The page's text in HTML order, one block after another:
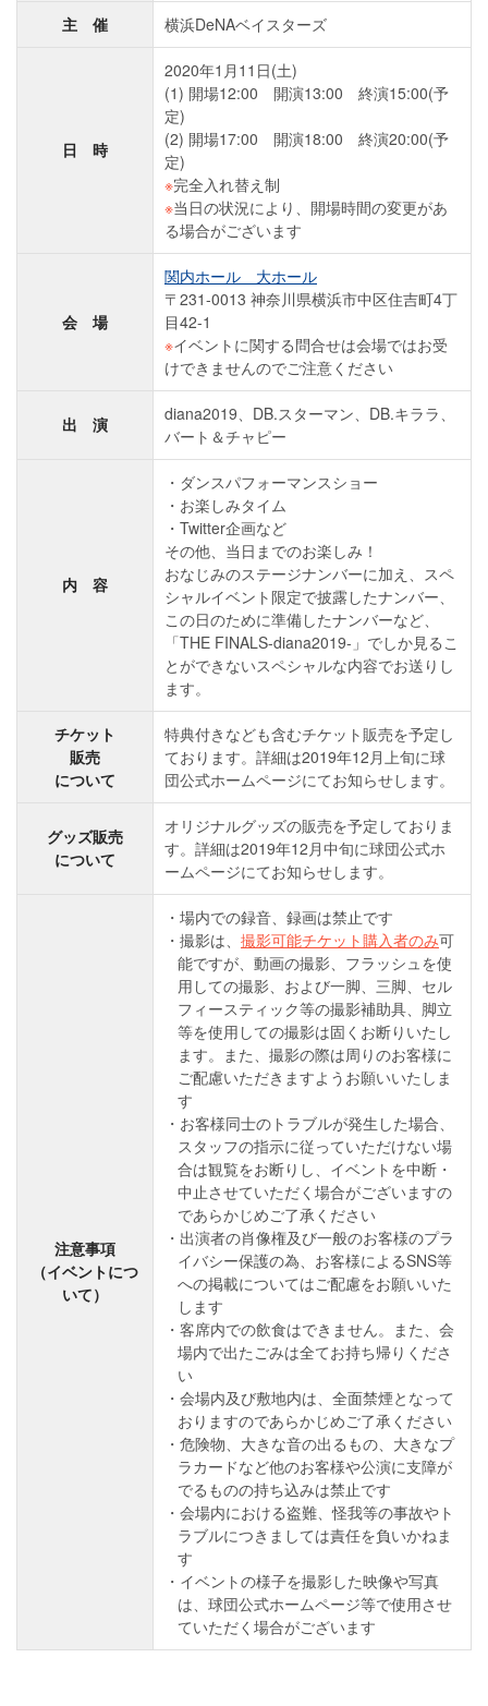
主 催 横浜DeNAベイスターズ
日 時
2020年1月11日(土)
(1) 開場12:00 開演13:00 終演15:00(予
定)
(2) 開場17:00 開演18:00 終演20:00(予
定)
※完全入れ替え制
※当日の状況により、開場時間の変更があ
る場合がございます
会 場
関内ホール 大ホール
〒231-0013 神奈川県横浜市中区住吉町4丁
目42-1
※イベントに関する問合せは会場ではお受
けできませんのでご注意ください
出 演
diana2019、DB.スターマン、DB.キララ、
バート＆チャピー
内 容
ダンスパフォーマンスショー
お楽しみタイム
Twitter企画など
その他、当日までのお楽しみ！
おなじみのステージナンバーに加え、スペ
シャルイベント限定で披露したナンバー、
この日のために準備したナンバーなど、
「THE FINALS-diana2019-」でしか見るこ
とができないスペシャルな内容でお送りし
ます。
チケット
販売
について
特典付きなども含むチケット販売を予定し
ております。詳細は2019年12月上旬に球
団公式ホームページにてお知らせします。
グッズ販売
について
オリジナルグッズの販売を予定しておりま
す。詳細は2019年12月中旬に球団公式ホ
ームページにてお知らせします。
注意事項
（イベントにつ
いて）
場内での録音、録画は禁止です
撮影は、 撮影可能チケット購入者のみ可
能ですが、動画の撮影、フラッシュを使
用しての撮影、および一脚、三脚、セル
フィースティック等の撮影補助具、脚立
等を使用しての撮影は固くお断りいたし
ます。また、撮影の際は周りのお客様に
ご配慮いただきますようお願いいたしま
す
お客様同士のトラブルが発生した場合、
スタッフの指示に従っていただけない場
合は観覧をお断りし、イベントを中断・
中止させていただく場合がございますの
であらかじめご了承ください
出演者の肖像権及び一般のお客様のプラ
イバシー保護の為、お客様によるSNS等
への掲載についてはご配慮をお願いいた
します
客席内での飲食はできません。また、会
場内で出たごみは全てお持ち帰りくださ
い
会場内及び敷地内は、全面禁煙となって
おりますのであらかじめご了承ください
危険物、大きな音の出るもの、大きなプ
ラカードなど他のお客様や公演に支障が
でるものの持ち込みは禁止です
会場内における盗難、怪我等の事故やト
ラブルにつきましては責任を負いかねま
す
イベントの様子を撮影した映像や写真
は、球団公式ホームページ等で使用させ
ていただく場合がございます